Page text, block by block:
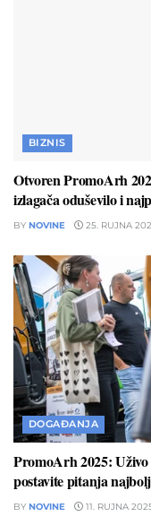
BIZNIS
Otvoren PromoArh
izlagača oduševilo i
BY NOVINE 25. RUJNA
DOGAĐANJA
PromoArh 2025:
postavite pitanja
BY NOVINE 11. RUJNA